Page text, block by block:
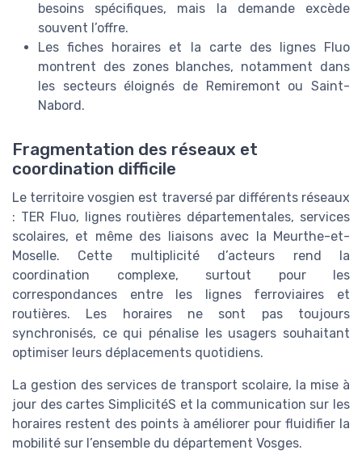
besoins spécifiques, mais la demande excède
souvent l’offre.
Les fiches horaires et la carte des lignes Fluo
montrent des zones blanches, notamment dans
les secteurs éloignés de Remiremont ou Saint-
Nabord.
Fragmentation des réseaux et
coordination difficile
Le territoire vosgien est traversé par différents réseaux
: TER Fluo, lignes routières départementales, services
scolaires, et même des liaisons avec la Meurthe-et-
Moselle. Cette multiplicité d’acteurs rend la
coordination complexe, surtout pour les
correspondances entre les lignes ferroviaires et
routières. Les horaires ne sont pas toujours
synchronisés, ce qui pénalise les usagers souhaitant
optimiser leurs déplacements quotidiens.
La gestion des services de transport scolaire, la mise à
jour des cartes SimplicitéS et la communication sur les
horaires restent des points à améliorer pour fluidifier la
mobilité sur l’ensemble du département Vosges.